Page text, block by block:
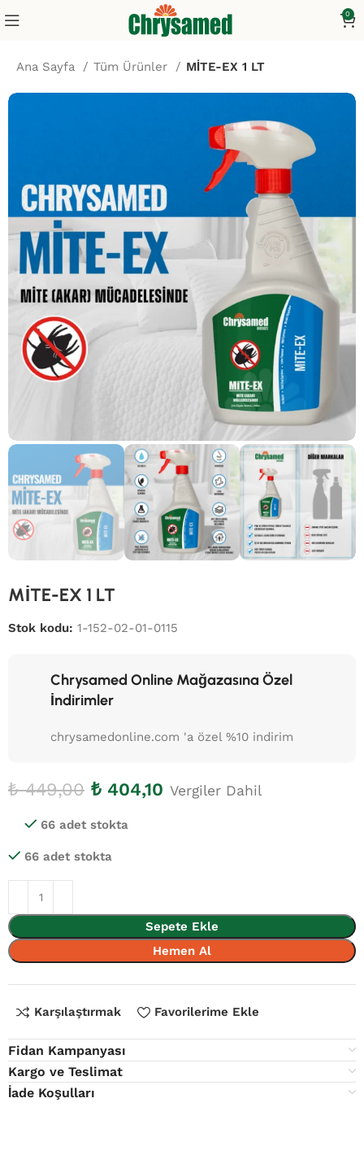
0
Ana Sayfa Tüm Ürünler MİTE-EX 1 LT
MİTE-EX 1 LT
Stok kodu:1-152-02-01-0115
Chrysamed Online Mağazasına Özel
İndirimler
chrysamedonline.com 'a özel %10 indirim
₺449,00 ₺ 404,10 Vergiler Dahil
66 adet stokta
66 adet stokta
Sepete Ekle
Hemen Al
Karşılaştırmak Favorilerime Ekle
Fidan Kampanyası
Kargo ve Teslimat
İade Koşulları